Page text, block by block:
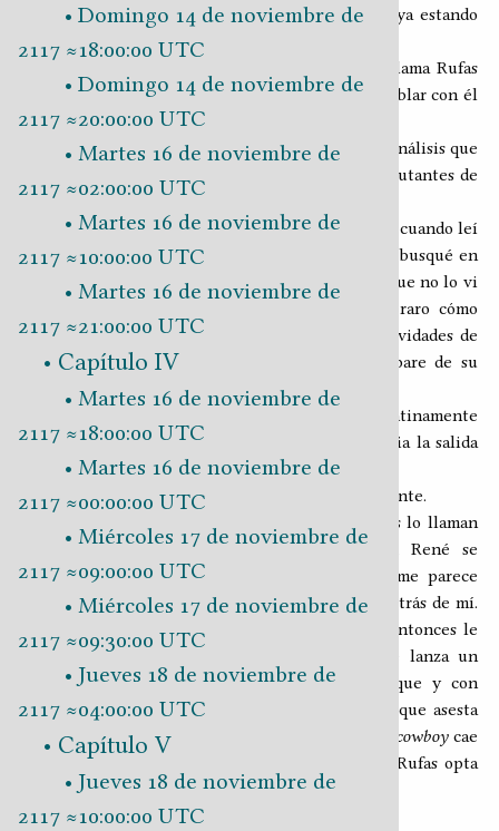
Domingo 14 de noviembre de
2117 ≈18:00:00 UTC
Domingo 14 de noviembre de
2117 ≈20:00:00 UTC
Martes 16 de noviembre de
2117 ≈02:00:00 UTC
Martes 16 de noviembre de
2117 ≈10:00:00 UTC
Martes 16 de noviembre de
2117 ≈21:00:00 UTC
Capítulo IV
Martes 16 de noviembre de
2117 ≈18:00:00 UTC
Martes 16 de noviembre de
2117 ≈00:00:00 UTC
Miércoles 17 de noviembre de
2117 ≈09:00:00 UTC
Miércoles 17 de noviembre de
2117 ≈09:30:00 UTC
Jueves 18 de noviembre de
2117 ≈04:00:00 UTC
Capítulo V
Jueves 18 de noviembre de
2117 ≈10:00:00 UTC
con mi path, de inmediato le doy el de René y, ya estando
los tres en apoconferencia, continúa.
···Fíjense en el fulano del sombrero vaquero, se llama Rufas
Murdoch; a mí me parece que primero hay que hablar con él
lo de los fallos en la flota.
···¿Por qué piensas eso? ―Inquiere René― En el análisis que
hice busqué relacionar los accidentes con los ejecutantes de
la torbia, pero no di con nada relevante.
···Es que ese Rufas siempre me pareció misterioso; cuando leí
lo que me envió Juan pensé en él de una vez; lo busqué en
todas las grabaciones ECIPA que encontré y, aunque no lo vi
haciendo nada de manera explícita, me parece raro cómo
ronda a sus compañeros cuando están en sus actividades de
la flota. Yo sugiero que esperemos a que se separe de su
equipo y hablemos con él.
Antes de que podamos asentir, Rufas voltea repentinamente
hacia nosotros, se pone de pie y se encamina hacia la salida
del local.
···Yuca, vente que se dio cuenta. ―Tiqueo velozmente.
Los también desconcertados compañeros de Rufas lo llaman
mientras se aleja, pero no reciben respuesta. René se
levanta y comienza a caminar detrás de él; no me parece
buena idea, pero lo sigo y veo que Yuca viene detrás de mí.
Rufas voltea y ve que René está a pocos pasos, entonces le
arrebata el tenedor a un comensal y con él le lanza un
zarpazo al rostro dRené, quien esquiva el ataque y con
inusitada agilidad lanza de vuelta un derechazo que asesta
en la nariz de su agresor. Cuando su sombrero de
cowboycae
al piso, junto con las primeras gotas de sangre, Rufas opta
por girarse y salir corriendo.
―¡Cálmate! ¡Vamos a hablar!